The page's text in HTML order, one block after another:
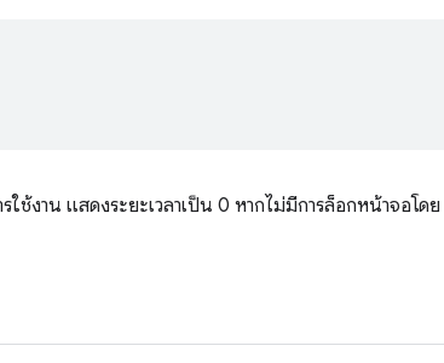
ช้งาน แสดงระยะเวลาเป็น 0 หากไม่มีการล็อกหน้าจอโดย